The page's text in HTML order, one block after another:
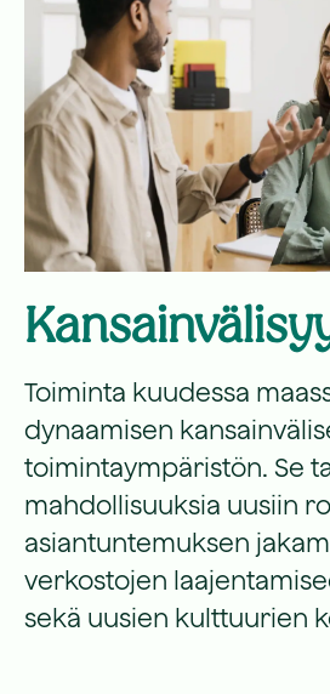
Toiminta kuudessa
dynaamisen
toimintaympäristön. Se
mahdollisuuksia uusiin
asiantuntemuksen
verkostojen
sekä uusien kulttuurien